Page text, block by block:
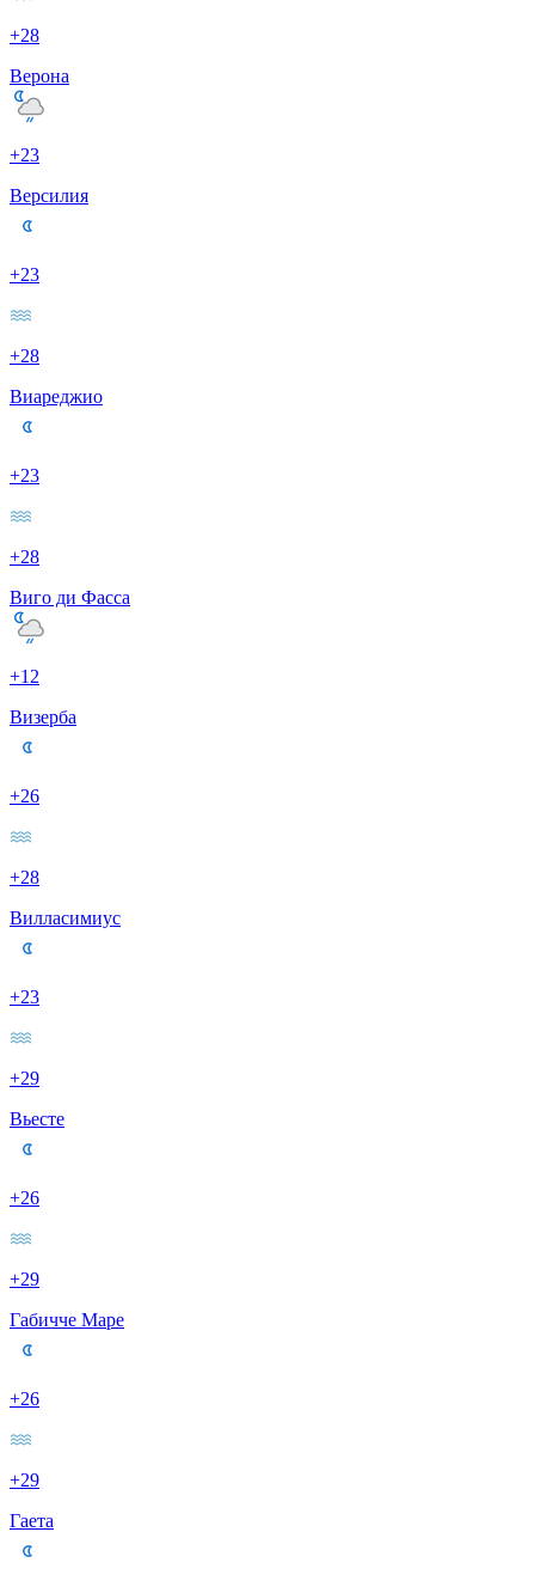
+28
Верона
+23
Версилия
+23
+28
Виареджио
+23
+28
Виго ди Фасса
+12
Визерба
+26
+28
Вилласимиус
+23
+29
Вьесте
+26
+29
Габичче Маре
+26
+29
Гаета